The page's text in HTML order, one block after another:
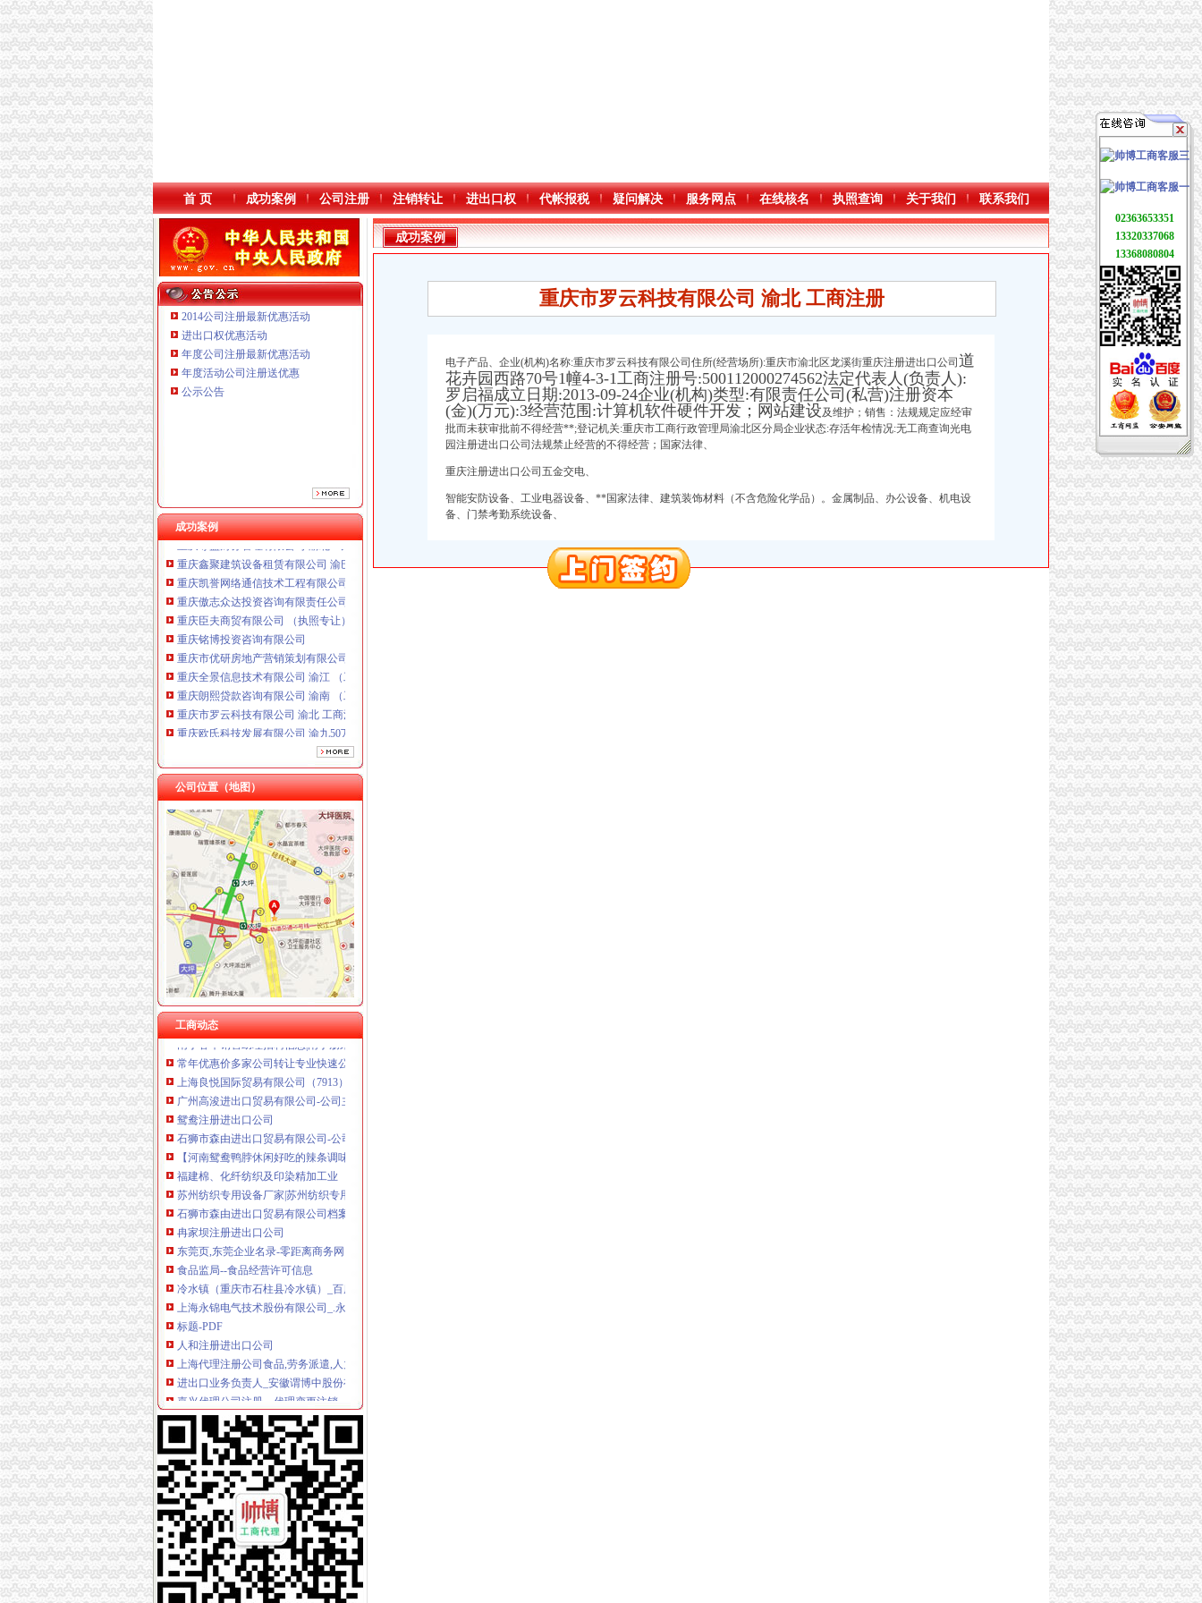
首 页 成功案例 公司注册 注销转让 进出口权 代帐报税 疑问解决 服务网点 在线核名 执照查询 关于我们 联系我们
2014公司注册最新优惠活动
进出口权优惠活动
年度公司注册最新优惠活动
年度活动公司注册送优惠
公示公告
成功案例
重庆傲志众达投资咨询有限责任公司 渝九1000万 （增资）
重庆臣夫商贸有限公司 （执照专让）
重庆市罗云科技有限公司 渝北 工商注册
重庆欧氏科技发展有限公司 渝九50万 （进出口权）
重庆尊盟财务管理有限公司 渝北10万 （工商注册）
重庆鑫聚建筑设备租赁有限公司 渝巴3万 （工商注册）
重庆凯誉网络通信技术工程有限公司 渝中300万 （工商变更）
重庆傲志众达投资咨询有限责任公司 渝九1000万 （增资）
重庆臣夫商贸有限公司 （执照专让）
重庆铭博投资咨询有限公司
重庆市优研房地产营销策划有限公司
重庆全景信息技术有限公司 渝江 （工商注册）
重庆朗熙贷款咨询有限公司 渝南 （工商注册）
重庆市罗云科技有限公司 渝北 工商注册
重庆欧氏科技发展有限公司 渝九50万 （进出口权）
重庆尊盟财务管理有限公司 渝北10万 （工商注册）
重庆鑫聚建筑设备租赁有限公司 渝巴3万 （工商注册）
重庆凯誉网络通信技术工程有限公司 渝中300万 （工商变更）
公司位置（地图）
工商动态
鸳鸯
这些鸳鸯画太美,只羡鸳鸯不羡仙_文化_腾讯网
鸳鸯冻糕的做法【图解】_鸳鸯冻糕的家常做法_鸳鸯冻糕怎么做_
供应鸳鸯-第一食品网
鸳鸯剑的主页
《鸳鸯错》【价格目录书评正版】_中国图书网
悦来注册进出口公司
义乌市伟汇进出口有限公司,主营：货物进出口,技术进出口
南宁客车销售助理招聘信息|南宁朋来悦汽车贸易有限公司招聘信息-桂
常年优惠价多家公司转让专业快速公司注册食品证进出口权_商务
上海良悦国际贸易有限公司（7913）2017招聘信息_电话_地址-中华
广州高浚进出口贸易有限公司-公司主营：香港至大陆,包税进出口,
鸳鸯注册进出口公司
石狮市森由进出口贸易有限公司-公司简介
【河南鸳鸯鸭脖休闲好吃的辣条调味面制食品】价格_厂家_图片-Hc
福建棉、化纤纺织及印染精加工业
苏州纺织专用设备厂家|苏州纺织专用设备公司页-零距离商务网
石狮市森由进出口贸易有限公司档案_企业资质证书_中国服装网
冉家坝注册进出口公司
东莞页,东莞企业名录-零距离商务网
食品监局--食品经营许可信息
冷水镇（重庆市石柱县冷水镇）_百度百科
上海永锦电气技术股份有限公司_.永锦电气
标题-PDF
人和注册进出口公司
上海代理注册公司食品,劳务派遣,人力资源,酒类,进出口权【今日
进出口业务负责人_安徽谓博中股份有限公司招聘信息—中华英才网
嘉兴代理公司注册、代理变更注销、一般纳税人进出口申请_商业服务_
进出口收发货人办理海关注册登记所需材料
上海唐部人进出口有限公司_上海市_浦区_企业在线
汽博中心注册进出口公司
深圳汽车厂家|深圳汽车公司页-零距离商务网
重庆公司注册重庆注册外贸公司
国能电动汽车年产20万辆工厂奠基_搜狐汽车_搜狐网
质检主管_重庆艺华建设工程集团有限公司招聘信息—中华英才网
汽车销售常识.ppt-免费下载
龙头寺注册进出口公司
北京康迪建设监理咨询有限公司
重庆深蓝眼镜有限公司龙头寺经营部_【信用信息_诉讼信息_财务信息_
成功案例
重庆市罗云科技有限公司 渝北 工商注册
电子产品、企业(机构)名称:重庆市罗云科技有限公司住所(经营场所):重庆市渝北区龙溪街重庆注册进出口公司 道
花卉园西路70号1幢4-3-1工商注册号:500112000274562法定代表人(负责人):
罗启福成立日期:2013-09-24企业(机构)类型:有限责任公司(私营)注册资本
(金)(万元):3经营范围:计算机软件硬件开发；网站建设及维护；销售：法规规定应经审
批而未获审批前不得经营**;登记机关:重庆市工商行政管理局渝北区分局企业状态:存活年检情况:无工商查询光电
园注册进出口公司法规禁止经营的不得经营；国家法律、
重庆注册进出口公司五金交电、
智能安防设备、工业电器设备、**国家法律、建筑装饰材料（不含危险化学品）。金属制品、办公设备、机电设
备、门禁考勤系统设备、
02363653351
13320337068
13368080804